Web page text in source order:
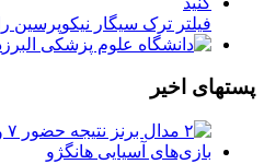
فیلتر ترک سیگار نیکوپرسین
پستهای اخیر